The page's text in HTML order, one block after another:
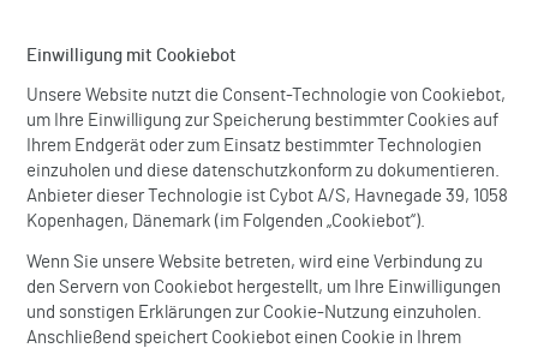
Einwilligung mit Cookiebot
Unsere Website nutzt die Consent-Technologie von Cookiebot,
um Ihre Einwilligung zur Speicherung bestimmter Cookies auf
Ihrem Endgerät oder zum Einsatz bestimmter Technologien
einzuholen und diese datenschutzkonform zu dokumentieren.
Anbieter dieser Technologie ist Cybot A/S, Havnegade 39, 1058
Kopenhagen, Dänemark (im Folgenden „Cookiebot“).
Wenn Sie unsere Website betreten, wird eine Verbindung zu
den Servern von Cookiebot hergestellt, um Ihre Einwilligungen
und sonstigen Erklärungen zur Cookie-Nutzung einzuholen.
Anschließend speichert Cookiebot einen Cookie in Ihrem